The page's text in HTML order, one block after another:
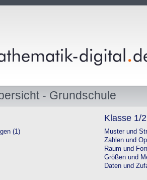
- Grundschule
(1)
Klasse 1/2
Muster und
Zahlen und
Raum und
Größen und
Daten und